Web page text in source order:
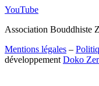
YouTube
Association Bouddhiste
Mentions légales –
développement Doko